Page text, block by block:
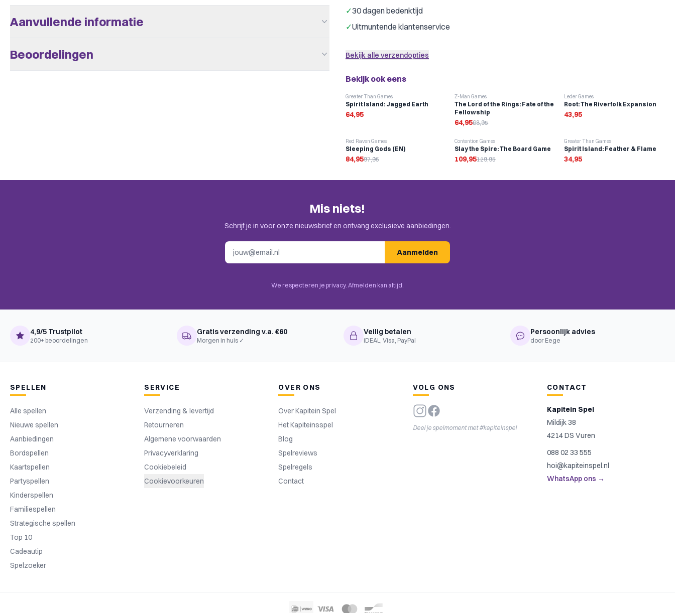
Aanvullende informatie
Beoordelingen
✓30 dagen bedenktijd
✓Uitmuntende klantenservice
Bekijk alle verzendopties
Bekijk ook eens
Greater Than Games
Spirit Island: Jagged Earth
64,95
-6%
Z-Man Games
The Lord of the Rings: Fate of the
Fellowship
64,9568,95
Leder Games
Root: The Riverfolk Expansion
43,95
-13%
Red Raven Games
Sleeping Gods (EN)
84,9597,95
-15%
Contention Games
Slay the Spire: The Board Game
109,95129,95
Greater Than Games
Spirit Island: Feather & Flame
34,95
Mis niets!
Schrijf je in voor onze nieuwsbrief en ontvang exclusieve aanbiedingen.
Aanmelden
We respecteren je privacy. Afmelden kan altijd.
4,9/5 Trustpilot
200+ beoordelingen
Gratis verzending v.a. €60
Morgen in huis ✓
Veilig betalen
iDEAL, Visa, PayPal
Persoonlijk advies
door Eege
SPELLEN
Alle spellen
Nieuwe spellen
Aanbiedingen
Bordspellen
Kaartspellen
Partyspellen
Kinderspellen
Familiespellen
Strategische spellen
Top 10
Cadeautip
Spelzoeker
SERVICE
Verzending & levertijd
Retourneren
Algemene voorwaarden
Privacyverklaring
Cookiebeleid
Cookievoorkeuren
OVER ONS
Over Kapitein Spel
Het Kapiteinsspel
Blog
Spelreviews
Spelregels
Contact
VOLG ONS
Deel je spelmoment met #kapiteinspel
CONTACT
Kapitein Spel
Mildijk 38
4214 DS Vuren
088 02 33 555
hoi@kapiteinspel.nl
WhatsApp ons →